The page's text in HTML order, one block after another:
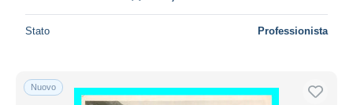
Stato Professionista
Nuovo